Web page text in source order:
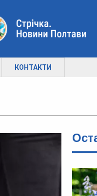
КОНТАКТИ